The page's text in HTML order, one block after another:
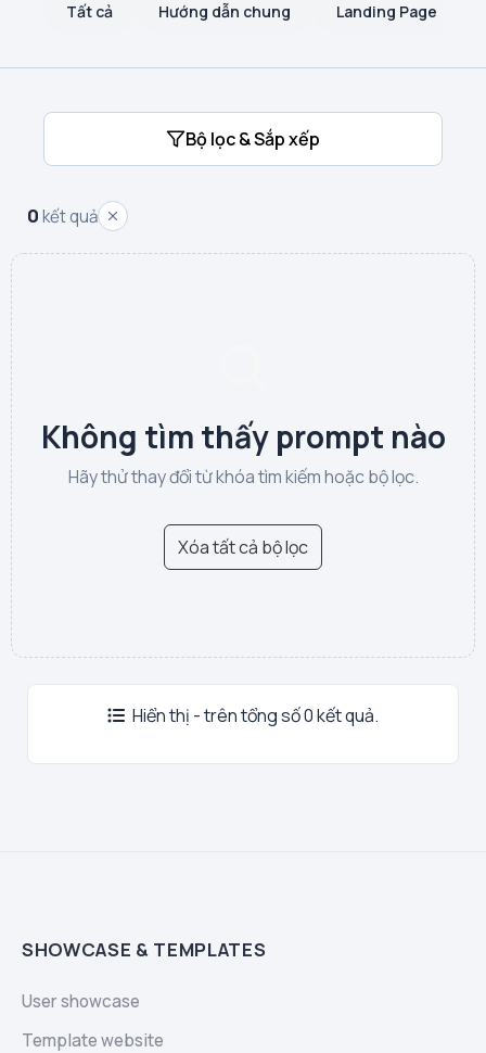
Tất cả Hướng dẫn chung Landing Page
Bộ lọc & Sắp xếp
0kết quả
Không tìm thấy prompt nào
Hãy thử thay đổi từ khóa tìm kiếm hoặc bộ lọc.
Xóa tất cả bộ lọc
Hiển thị - trên tổng số 0 kết quả.
SHOWCASE & TEMPLATES
User showcase
Template website